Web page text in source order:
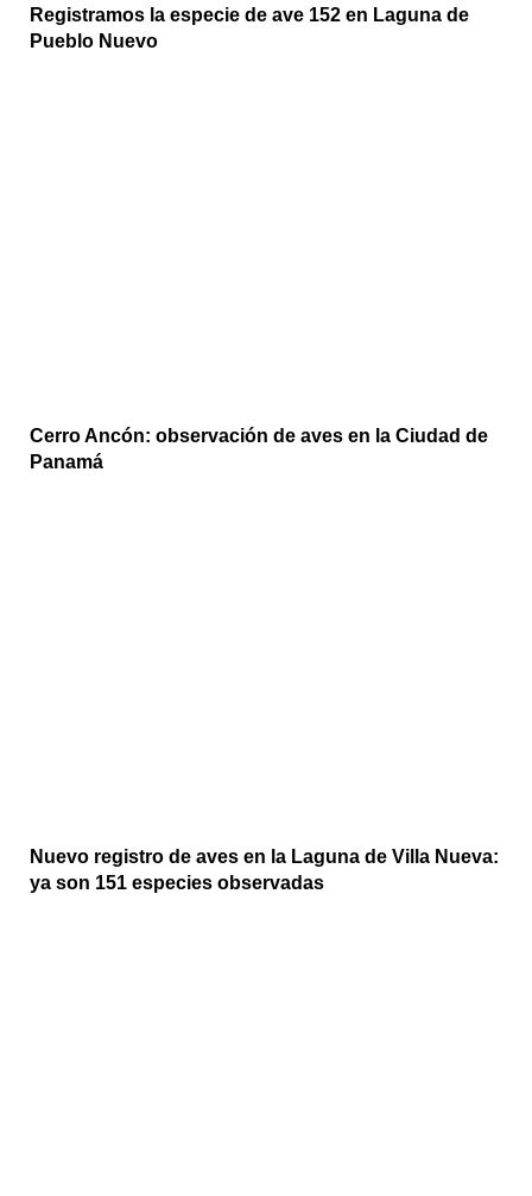
Registramos la especie de ave 152 en Laguna de
Pueblo Nuevo
Cerro Ancón: observación de aves en la Ciudad de
Panamá
Nuevo registro de aves en la Laguna de Villa Nueva:
ya son 151 especies observadas